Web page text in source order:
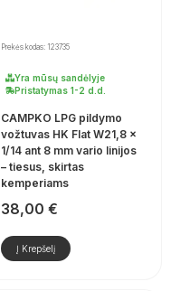
Prekės kodas: 123735
Yra mūsų sandėlyje
Pristatymas 1-2 d.d.
CAMPKO LPG pildymo
vožtuvas HK Flat W21,8 ×
1/14 ant 8 mm vario linijos
– tiesus, skirtas
kemperiams
38,00 €
Į Krepšelį